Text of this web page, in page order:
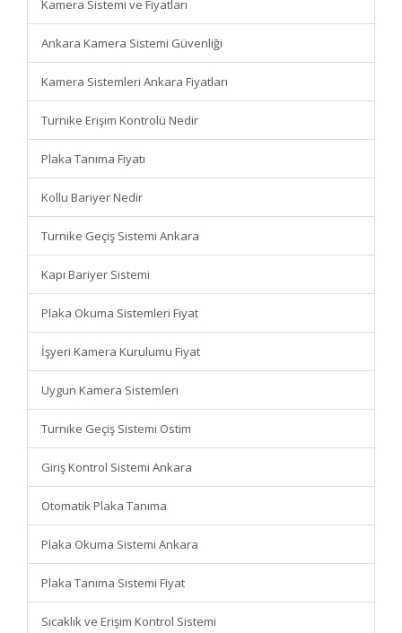
Kamera Sistemi ve Fiyatları
Ankara Kamera Sistemi Güvenliği
Kamera Sistemleri Ankara Fiyatları
Turnike Erişim Kontrolü Nedir
Plaka Tanıma Fiyatı
Kollu Bariyer Nedir
Turnike Geçiş Sistemi Ankara
Kapı Bariyer Sistemi
Plaka Okuma Sistemleri Fiyat
İşyeri Kamera Kurulumu Fiyat
Uygun Kamera Sistemleri
Turnike Geçiş Sistemi Ostim
Giriş Kontrol Sistemi Ankara
Otomatik Plaka Tanıma
Plaka Okuma Sistemi Ankara
Plaka Tanıma Sistemi Fiyat
Sıcaklık ve Erişim Kontrol Sistemi